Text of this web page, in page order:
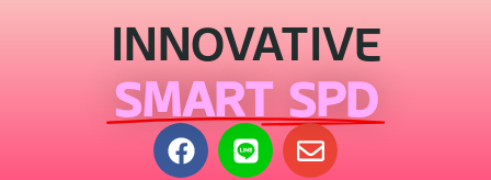
INNOVATIVE
SMART SPD